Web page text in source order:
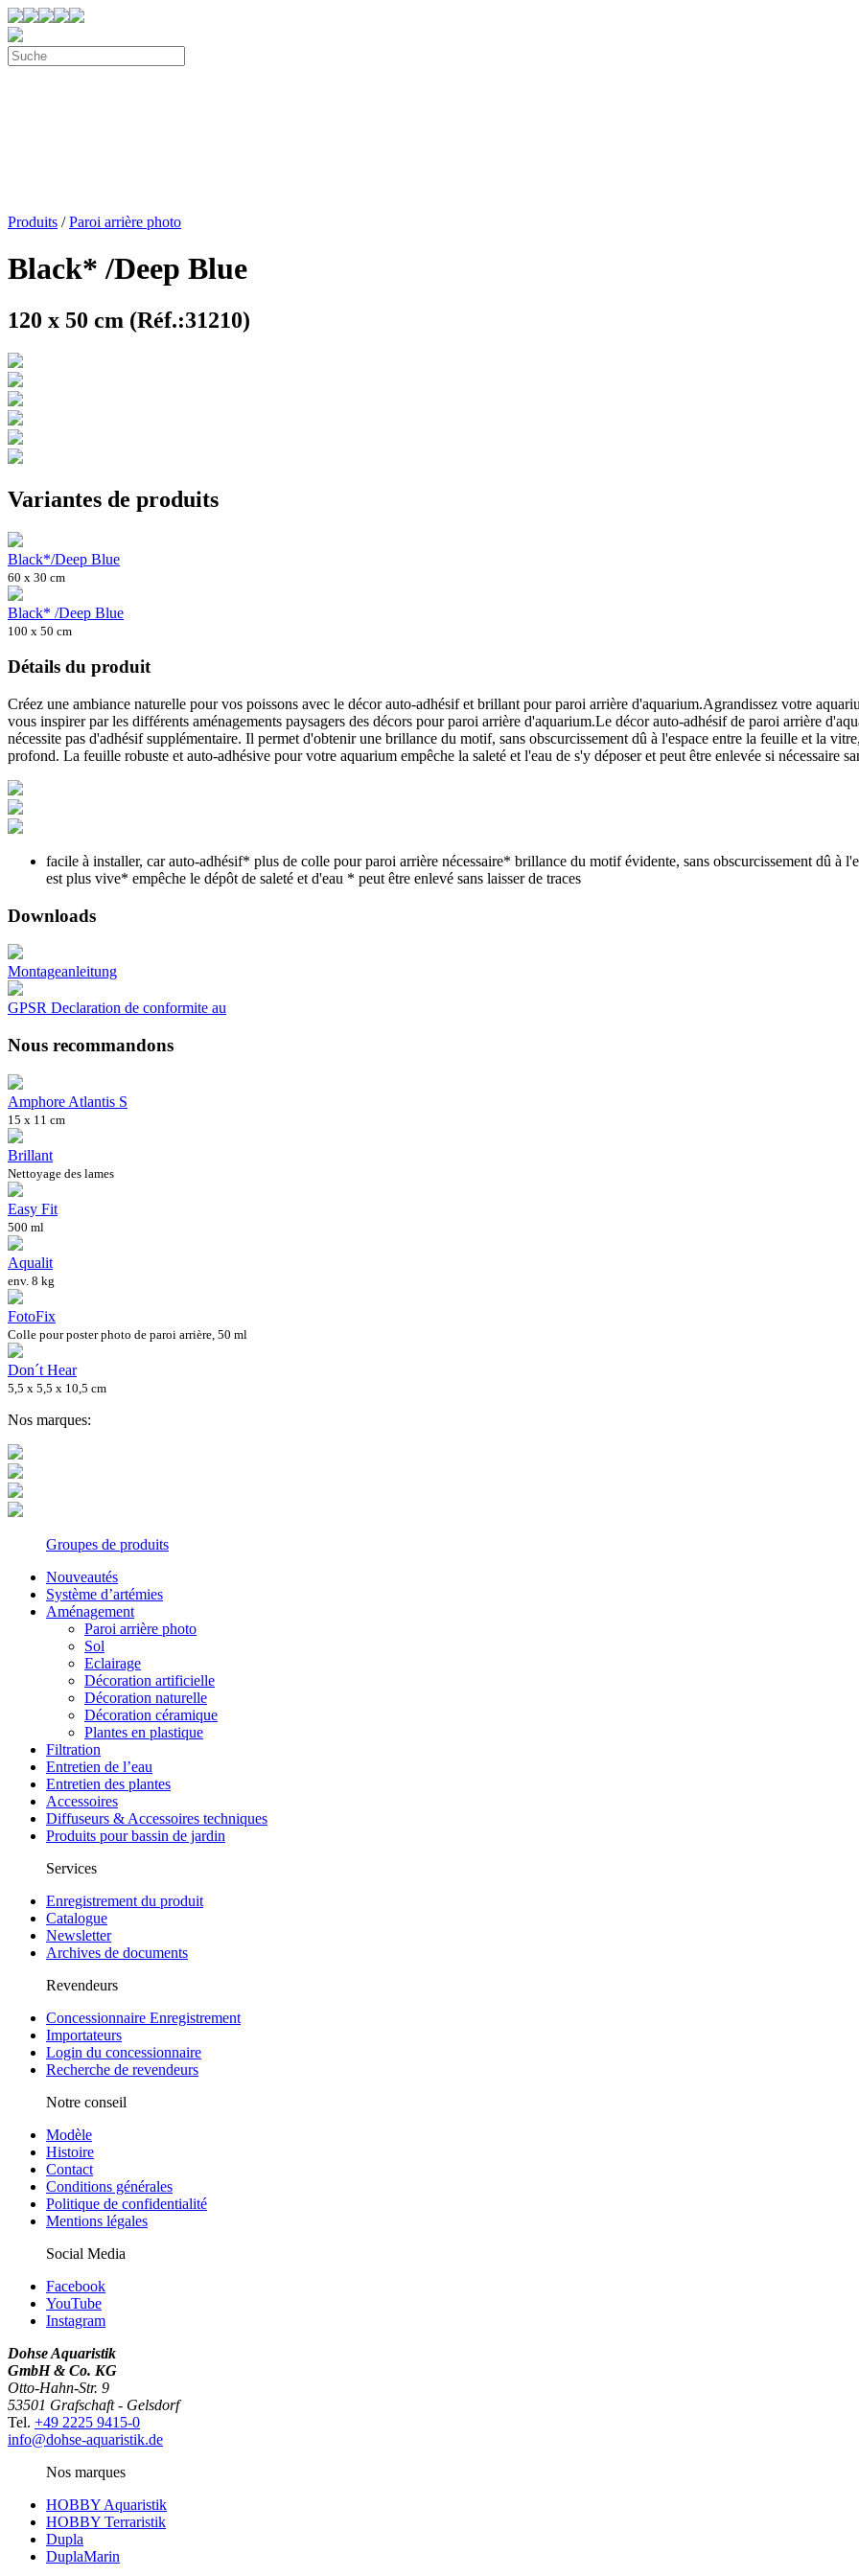
Produits /Paroi arrière photo
Black* /Deep Blue
120 x 50 cm (Réf.:31210)
Variantes de produits
Black*/Deep Blue
60 x 30 cm
Black* /Deep Blue
100 x 50 cm
Détails du produit
Créez une ambiance naturelle pour vos poissons avec le décor auto-adhésif et brillant pour paroi arrière d'aquarium.Agrandissez votre
vous inspirer par les différents aménagements paysagers des décors pour paroi arrière d'aquarium.Le décor auto-adhésif de paroi arrière
nécessite pas d'adhésif supplémentaire. Il permet d'obtenir une brillance du motif, sans obscurcissement dû à l'espace entre la feuille et la
profond. La feuille robuste et auto-adhésive pour votre aquarium empêche la saleté et l'eau de s'y déposer et peut être enlevée si nécessaire
facile à installer, car auto-adhésif* plus de colle pour paroi arrière nécessaire* brillance du motif évidente, sans obscurcissement dû à
est plus vive* empêche le dépôt de saleté et d'eau * peut être enlevé sans laisser de traces
Downloads
Montageanleitung
GPSR Declaration de conformite au
Nous recommandons
Amphore Atlantis S
15 x 11 cm
Brillant
Nettoyage des lames
Easy Fit
500 ml
Aqualit
env. 8 kg
FotoFix
Colle pour poster photo de paroi arrière, 50 ml
Don´t Hear
5,5 x 5,5 x 10,5 cm
Nos marques:
Groupes de produits
Nouveautés
Système d’artémies
Aménagement
Paroi arrière photo
Sol
Eclairage
Décoration artificielle
Décoration naturelle
Décoration céramique
Plantes en plastique
Filtration
Entretien de l’eau
Entretien des plantes
Accessoires
Diffuseurs & Accessoires techniques
Produits pour bassin de jardin
Services
Enregistrement du produit
Catalogue
Newsletter
Archives de documents
Revendeurs
Concessionnaire Enregistrement
Importateurs
Login du concessionnaire
Recherche de revendeurs
Notre conseil
Modèle
Histoire
Contact
Conditions générales
Politique de confidentialité
Mentions légales
Social Media
Facebook
YouTube
Instagram
Dohse Aquaristik
GmbH & Co. KG
Otto-Hahn-Str. 9
53501 Grafschaft - Gelsdorf
Tel. +49 2225 9415-0
info@dohse-aquaristik.de
Nos marques
HOBBY Aquaristik
HOBBY Terraristik
Dupla
DuplaMarin